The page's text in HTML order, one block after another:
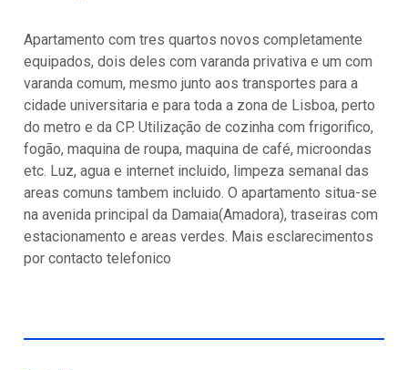
Apartamento com tres quartos novos completamente
equipados, dois deles com varanda privativa e um com
varanda comum, mesmo junto aos transportes para a
cidade universitaria e para toda a zona de Lisboa, perto
do metro e da CP. Utilização de cozinha com frigorifico,
fogão, maquina de roupa, maquina de café, microondas
etc. Luz, agua e internet incluido, limpeza semanal das
areas comuns tambem incluido. O apartamento situa-se
na avenida principal da Damaia(Amadora), traseiras com
estacionamento e areas verdes. Mais esclarecimentos
por contacto telefonico